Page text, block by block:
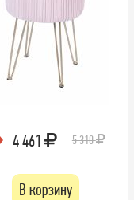
4 461 5 310
В корзину